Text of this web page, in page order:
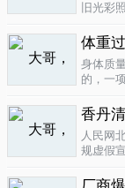
旧光彩
外，从
酱，午
体重
身体质
的，一
（如果
一个人
香丹
人民网
规虚假
官方销